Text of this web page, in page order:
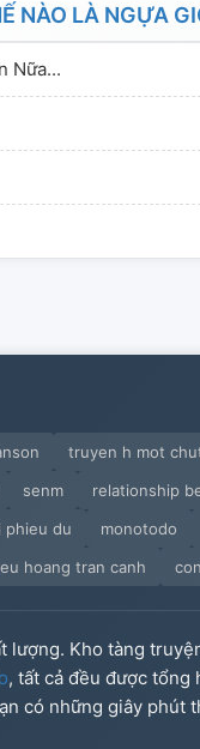
NÀO LÀ NGỰA
Nữa...
truyen h mot
senm
relationship
phieu du monotodo
hoang tran canh
lượng. Kho tàng
, tất cả đều được tổng
có những giây